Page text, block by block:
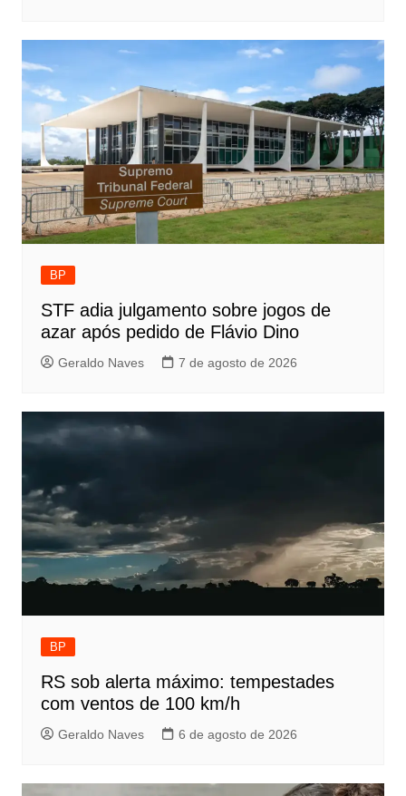
BP
STF adia julgamento sobre jogos de
azar após pedido de Flávio Dino
Geraldo Naves 7 de agosto de 2026
BP
RS sob alerta máximo: tempestades
com ventos de 100 km/h
Geraldo Naves 6 de agosto de 2026